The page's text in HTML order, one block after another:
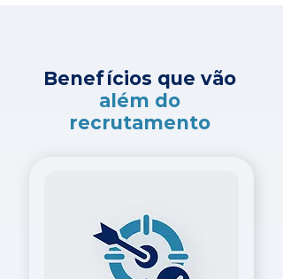
Benefícios que vão
além do
recrutamento